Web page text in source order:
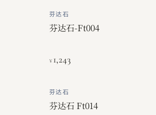
芬达石
芬达石-Ft004
¥1,243
芬达石
芬达石 Ft014